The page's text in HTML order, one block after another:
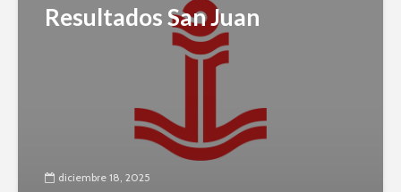
Resultados San Juan
diciembre 18, 2025